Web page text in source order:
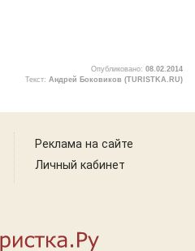
Опубликовано: 08.02.2014
Текст: Андрей Боковиков (TURISTKA.RU)
Реклама на сайте
Личный кабинет